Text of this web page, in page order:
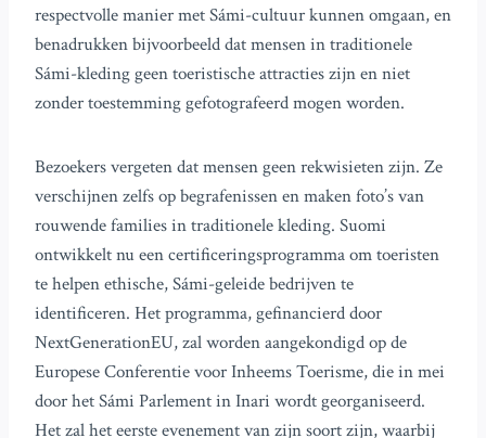
respectvolle manier met Sámi-cultuur kunnen omgaan, en
benadrukken bijvoorbeeld dat mensen in traditionele
Sámi-kleding geen toeristische attracties zijn en niet
zonder toestemming gefotografeerd mogen worden.
Bezoekers vergeten dat mensen geen rekwisieten zijn. Ze
verschijnen zelfs op begrafenissen en maken foto’s van
rouwende families in traditionele kleding. Suomi
ontwikkelt nu een certificeringsprogramma om toeristen
te helpen ethische, Sámi-geleide bedrijven te
identificeren. Het programma, gefinancierd door
NextGenerationEU, zal worden aangekondigd op de
Europese Conferentie voor Inheems Toerisme, die in mei
door het Sámi Parlement in Inari wordt georganiseerd.
Het zal het eerste evenement van zijn soort zijn, waarbij